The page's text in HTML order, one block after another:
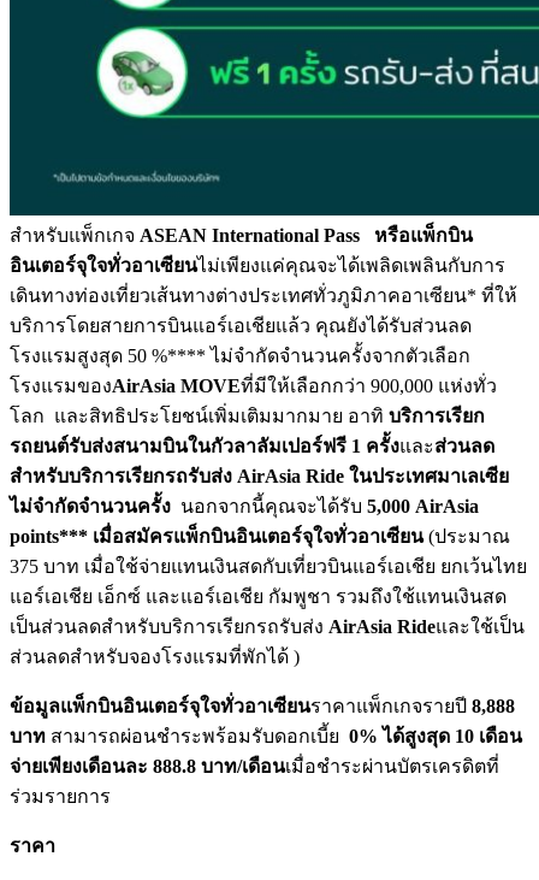
สำหรับแพ็กเกจ ASEAN International Pass หรือแพ็กบิน
อินเตอร์จุใจทั่วอาเซียนไม่เพียงแค่คุณจะได้เพลิดเพลินกับการ
เดินทางท่องเที่ยวเส้นทางต่างประเทศทั่วภูมิภาคอาเซียน* ที่ให้
บริการโดยสายการบินแอร์เอเชียแล้ว คุณยังได้รับส่วนลด
โรงแรมสูงสุด 50 %**** ไม่จำกัดจำนวนครั้งจากตัวเลือก
โรงแรมของAirAsia MOVEที่มีให้เลือกกว่า 900,000 แห่งทั่ว
โลก และสิทธิประโยชน์เพิ่มเติมมากมาย อาทิ บริการเรียก
รถยนต์รับส่งสนามบินในกัวลาลัมเปอร์ฟรี 1 ครั้งและส่วนลด
สำหรับบริการเรียกรถรับส่ง AirAsia Ride ในประเทศมาเลเซีย
ไม่จำกัดจำนวนครั้ง นอกจากนี้คุณจะได้รับ 5,000 AirAsia
points*** เมื่อสมัครแพ็กบินอินเตอร์จุใจทั่วอาเซียน(ประมาณ
375 บาท เมื่อใช้จ่ายแทนเงินสดกับเที่ยวบินแอร์เอเชีย ยกเว้นไทย
แอร์เอเชีย เอ็กซ์ และแอร์เอเชีย กัมพูชา รวมถึงใช้แทนเงินสด
เป็นส่วนลดสำหรับบริการเรียกรถรับส่ง AirAsia Rideและใช้เป็น
ส่วนลดสำหรับจองโรงแรมที่พักได้ )
ข้อมูลแพ็กบินอินเตอร์จุใจทั่วอาเซียนราคาแพ็กเกจรายปี 8,888
บาท สามารถผ่อนชำระพร้อมรับดอกเบี้ย 0% ได้สูงสุด 10 เดือน
จ่ายเพียงเดือนละ 888.8 บาท/เดือนเมื่อชำระผ่านบัตรเครดิตที่
ร่วมรายการ
ราคา